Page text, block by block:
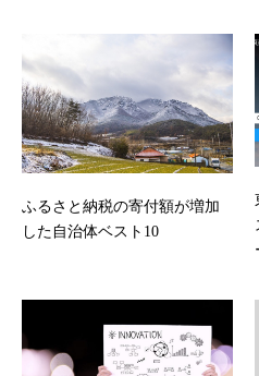
ふるさと納税の寄付額が増加
した自治体ベスト10